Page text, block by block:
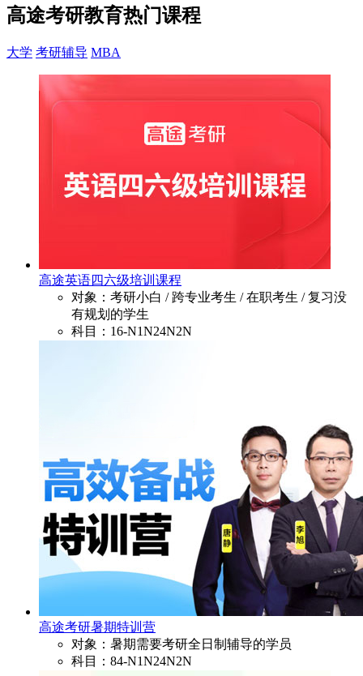
高途考研教育热门课程
大学 考研辅导 MBA
高途英语四六级培训课程
对象：考研小白 / 跨专业考生 / 在职考生 / 复习没
有规划的学生
科目：16-N1N24N2N
高途考研暑期特训营
对象：暑期需要考研全日制辅导的学员
科目：84-N1N24N2N